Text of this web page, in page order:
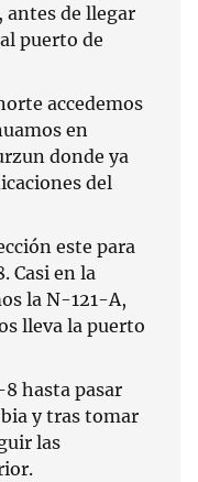
de llegar
puerto de
accedemos
en
donde ya
del
este para
Casi en la
la N-121-A,
lleva la puerto
8 hasta pasar
y tras tomar
las